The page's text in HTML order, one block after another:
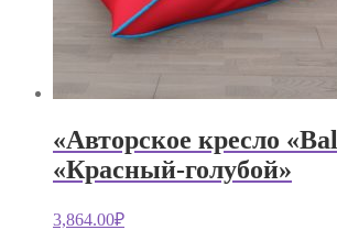
«Авторское кресло
«Красный-голубой»
3,864.00₽